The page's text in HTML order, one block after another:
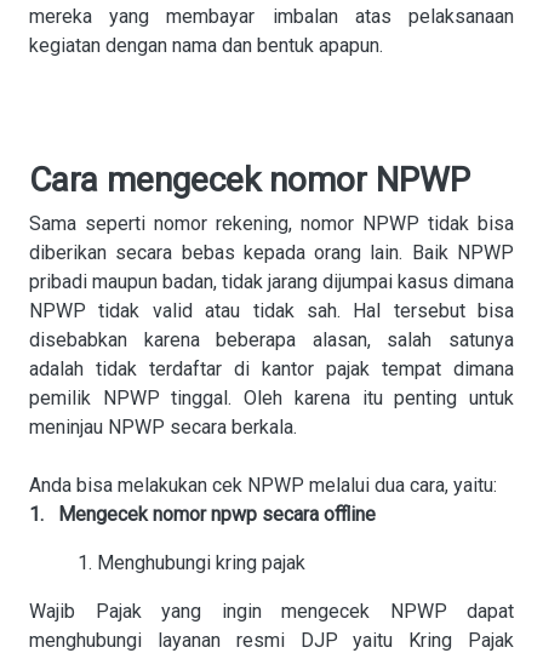
mereka yang membayar imbalan atas pelaksanaan
kegiatan dengan nama dan bentuk apapun.
Cara mengecek nomor NPWP
Sama seperti nomor rekening, nomor NPWP tidak bisa
diberikan secara bebas kepada orang lain. Baik NPWP
pribadi maupun badan, tidak jarang dijumpai kasus dimana
NPWP tidak valid atau tidak sah. Hal tersebut bisa
disebabkan karena beberapa alasan, salah satunya
adalah tidak terdaftar di kantor pajak tempat dimana
pemilik NPWP tinggal. Oleh karena itu penting untuk
meninjau NPWP secara berkala.
Anda bisa melakukan cek NPWP melalui dua cara, yaitu:
1. Mengecek nomor npwp secara offline
1. Menghubungi kring pajak
Wajib Pajak yang ingin mengecek NPWP dapat
menghubungi layanan resmi DJP yaitu Kring Pajak